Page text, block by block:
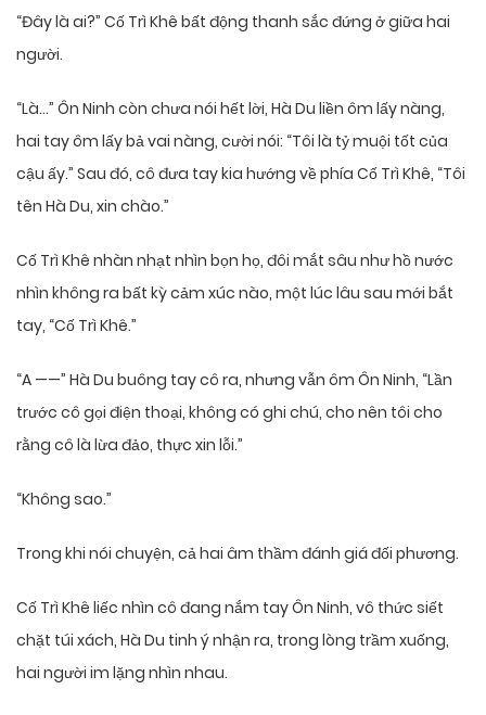
“Đây là ai?” Cố Trì Khê bất động thanh sắc đứng ở giữa hai
người.
“Là…” Ôn Ninh còn chưa nói hết lời, Hà Du liền ôm lấy nàng,
hai tay ôm lấy bả vai nàng, cười nói: “Tôi là tỷ muội tốt của
cậu ấy.” Sau đó, cô đưa tay kia hướng về phía Cố Trì Khê, “Tôi
tên Hà Du, xin chào.”
Cố Trì Khê nhàn nhạt nhìn bọn họ, đôi mắt sâu như hồ nước
nhìn không ra bất kỳ cảm xúc nào, một lúc lâu sau mới bắt
tay, “Cố Trì Khê.”
“A ——” Hà Du buông tay cô ra, nhưng vẫn ôm Ôn Ninh, “Lần
trước cô gọi điện thoại, không có ghi chú, cho nên tôi cho
rằng cô là lừa đảo, thực xin lỗi.”
“Không sao.”
Trong khi nói chuyện, cả hai âm thầm đánh giá đối phương.
Cố Trì Khê liếc nhìn cô đang nắm tay Ôn Ninh, vô thức siết
chặt túi xách, Hà Du tinh ý nhận ra, trong lòng trầm xuống,
hai người im lặng nhìn nhau.